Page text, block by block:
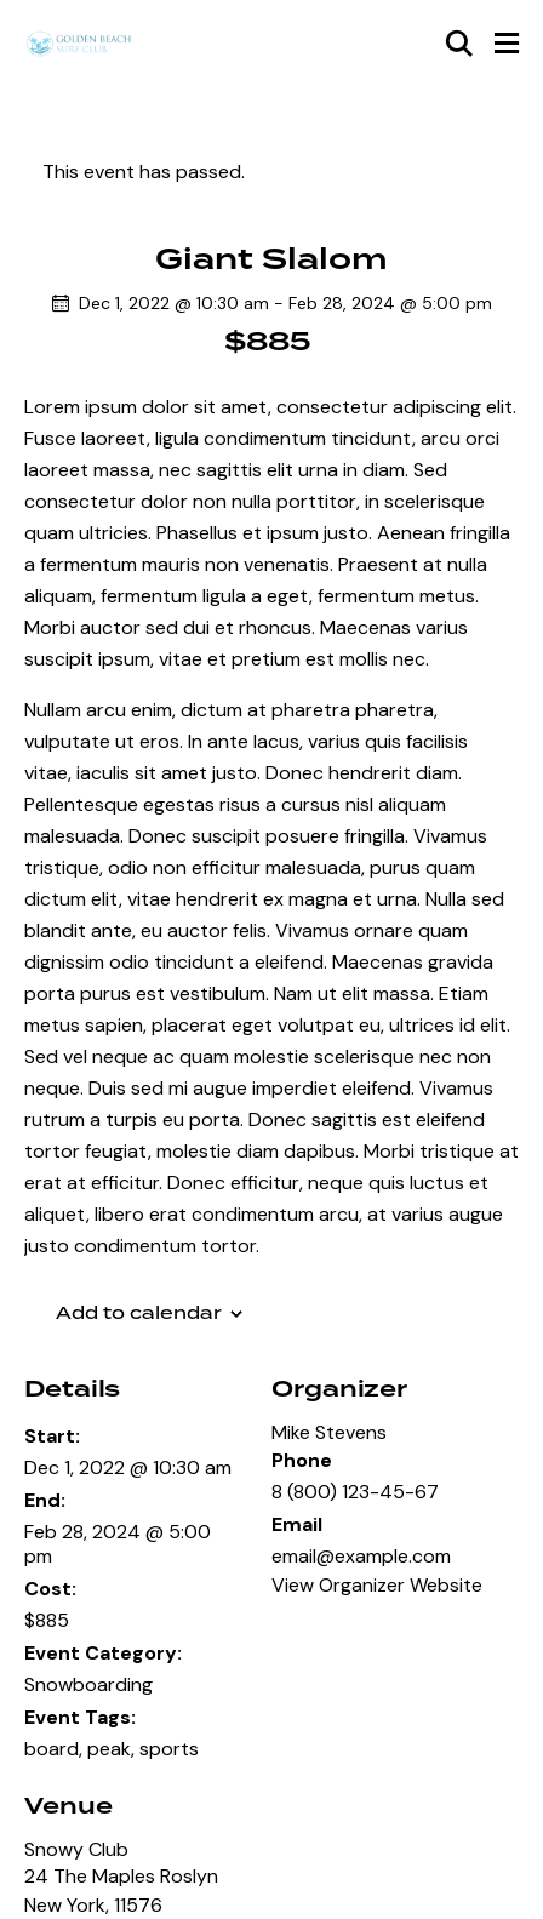
This event has passed.
Giant Slalom
Dec 1, 2022 @ 10:30 am - Feb 28, 2024 @ 5:00 pm
$885
Lorem ipsum dolor sit amet, consectetur adipiscing elit.
Fusce laoreet, ligula condimentum tincidunt, arcu orci
laoreet massa, nec sagittis elit urna in diam. Sed
consectetur dolor non nulla porttitor, in scelerisque
quam ultricies. Phasellus et ipsum justo. Aenean fringilla
a fermentum mauris non venenatis. Praesent at nulla
aliquam, fermentum ligula a eget, fermentum metus.
Morbi auctor sed dui et rhoncus. Maecenas varius
suscipit ipsum, vitae et pretium est mollis nec.
Nullam arcu enim, dictum at pharetra pharetra,
vulputate ut eros. In ante lacus, varius quis facilisis
vitae, iaculis sit amet justo. Donec hendrerit diam.
Pellentesque egestas risus a cursus nisl aliquam
malesuada. Donec suscipit posuere fringilla. Vivamus
tristique, odio non efficitur malesuada, purus quam
dictum elit, vitae hendrerit ex magna et urna. Nulla sed
blandit ante, eu auctor felis. Vivamus ornare quam
dignissim odio tincidunt a eleifend. Maecenas gravida
porta purus est vestibulum. Nam ut elit massa. Etiam
metus sapien, placerat eget volutpat eu, ultrices id elit.
Sed vel neque ac quam molestie scelerisque nec non
neque. Duis sed mi augue imperdiet eleifend. Vivamus
rutrum a turpis eu porta. Donec sagittis est eleifend
tortor feugiat, molestie diam dapibus. Morbi tristique at
erat at efficitur. Donec efficitur, neque quis luctus et
aliquet, libero erat condimentum arcu, at varius augue
justo condimentum tortor.
Add to calendar
Details
Start:
Dec 1, 2022 @ 10:30 am
End:
Feb 28, 2024 @ 5:00
pm
Cost:
$885
Event Category:
Snowboarding
Event Tags:
board,peak,sports
Organizer
Mike Stevens
Phone
8 (800) 123-45-67
Email
email@example.com
View Organizer Website
Venue
Snowy Club
24 The Maples Roslyn
New York,11576